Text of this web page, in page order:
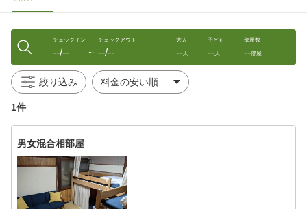
チェックイン
--/-- 〜
チェックアウト
--/--
大人
--人
子ども
--人
部屋数
--部屋
絞り込み
1件
男女混合相部屋